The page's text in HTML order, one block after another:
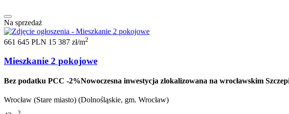
Na sprzedaż
661 645 PLN 15 387 zł/m2
Mieszkanie 2 pokojowe
Bez podatku PCC -2%Nowoczesna inwestycja zlokalizowana na wrocławskim
Wrocław (Stare miasto) (Dolnośląskie, gm. Wrocław)